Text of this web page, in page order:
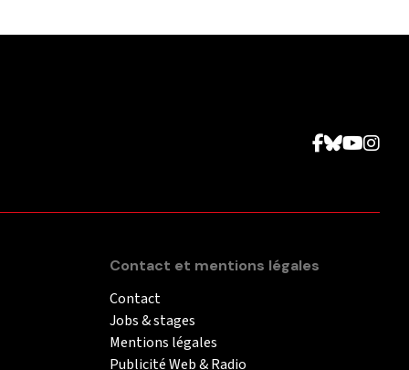
Contact et mentions légales
Contact
Jobs & stages
Mentions légales
Publicité Web & Radio